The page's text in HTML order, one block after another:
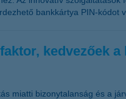
bankkártya PIN-kódot
kedvezőek a
miatti bizonytalanság és a